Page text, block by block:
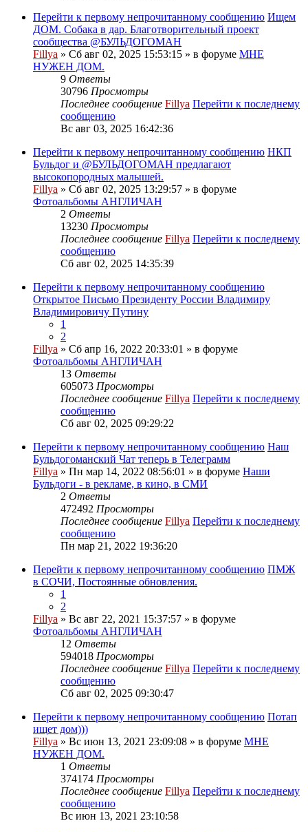
Перейти к первому непрочитанному сообщению Ищем
ДОМ. Собака в дар. Благотворительный проект
сообщества @БУЛЬДОГОМАН
Fillya » Сб авг 02, 2025 15:53:15 » в форуме МНЕ
НУЖЕН ДОМ.
9 Ответы
30796 Просмотры
Последнее сообщение Fillya Перейти к последнему
сообщению
Вс авг 03, 2025 16:42:36
Перейти к первому непрочитанному сообщению НКП
Бульдог и @БУЛЬДОГОМАН предлагают
высокопородных малышей.
Fillya » Сб авг 02, 2025 13:29:57 » в форуме
Фотоальбомы АНГЛИЧАН
2 Ответы
13230 Просмотры
Последнее сообщение Fillya Перейти к последнему
сообщению
Сб авг 02, 2025 14:35:39
Перейти к первому непрочитанному сообщению
Открытое Письмо Президенту России Владимиру
Владимировичу Путину
1
2
Fillya » Сб апр 16, 2022 20:33:01 » в форуме
Фотоальбомы АНГЛИЧАН
13 Ответы
605073 Просмотры
Последнее сообщение Fillya Перейти к последнему
сообщению
Сб авг 02, 2025 09:29:22
Перейти к первому непрочитанному сообщению Наш
Бульдогоманский Чат теперь в Телеграмм
Fillya » Пн мар 14, 2022 08:56:01 » в форуме Наши
Бульдоги - в рекламе, в кино, в СМИ
2 Ответы
472492 Просмотры
Последнее сообщение Fillya Перейти к последнему
сообщению
Пн мар 21, 2022 19:36:20
Перейти к первому непрочитанному сообщению ПМЖ
в СОЧИ, Постоянные обновления.
1
2
Fillya » Вс авг 22, 2021 15:37:57 » в форуме
Фотоальбомы АНГЛИЧАН
12 Ответы
594018 Просмотры
Последнее сообщение Fillya Перейти к последнему
сообщению
Сб авг 02, 2025 09:30:47
Перейти к первому непрочитанному сообщению Потап
ищет дом)))
Fillya » Вс июн 13, 2021 23:09:08 » в форуме МНЕ
НУЖЕН ДОМ.
1 Ответы
374174 Просмотры
Последнее сообщение Fillya Перейти к последнему
сообщению
Вс июн 13, 2021 23:10:58